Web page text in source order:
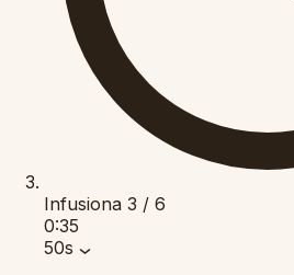
Infusiona 3 / 6
0:35
50s